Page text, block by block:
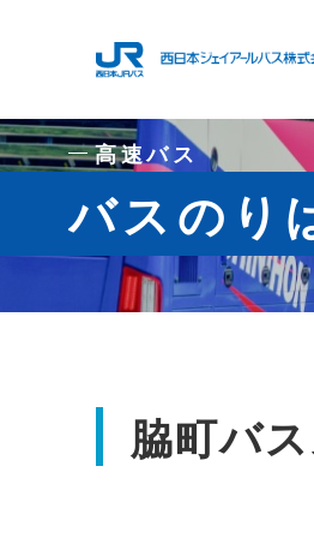
高速バス
バスのり
脇町バ